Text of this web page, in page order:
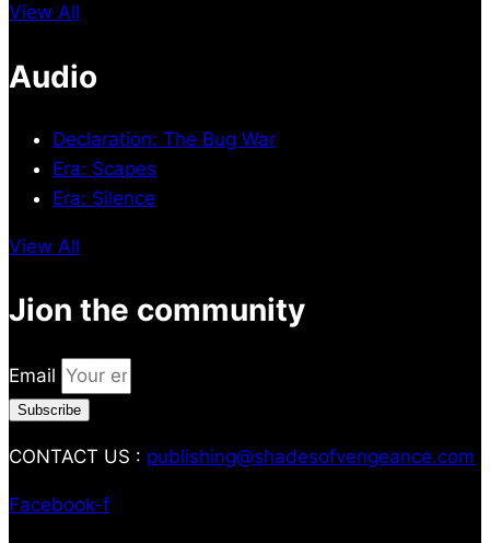
View All
Audio
Declaration: The Bug War
Era: Scapes
Era: Silence
View All
Jion the community
Email
Subscribe
CONTACT US : publishing@shadesofvengeance.com
Facebook-f